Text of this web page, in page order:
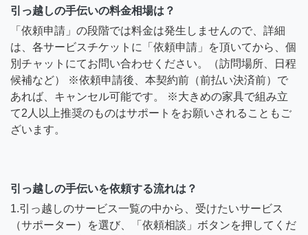
引っ越しの手伝いの料金相場は？
「依頼申請」の段階では料金は発生しませんので、詳細
は、各サービスチケットに「依頼申請」を頂いてから、個
別チャットにてお問い合わせください。（訪問場所、日程
候補など） ※依頼申請後、本契約前（前払い決済前）で
あれば、キャンセル可能です。 ※大きめの家具で組み立
て2人以上推奨のものはサポートをお願いされることもご
ざいます。
引っ越しの手伝いを依頼する流れは？
1.引っ越しのサービス一覧の中から、受けたいサービス
（サポーター）を選び、「依頼相談」ボタンを押してくだ